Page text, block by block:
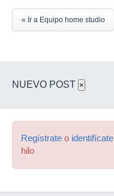
« Ir a Equipo home studio
NUEVO POST ×
Regístrate o identifícate
hilo